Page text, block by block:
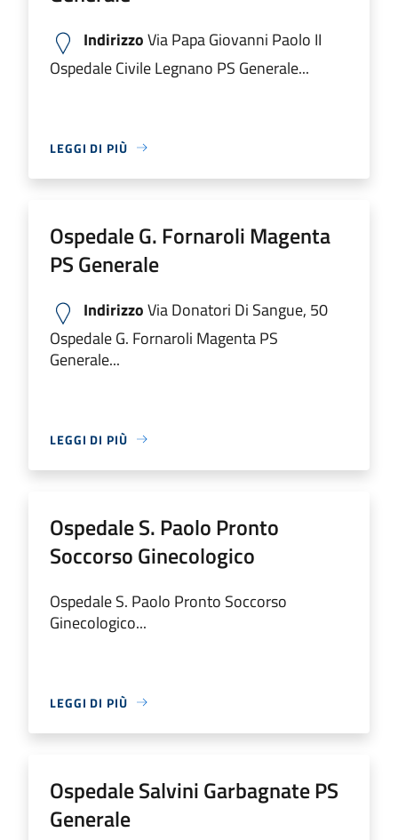
IndirizzoVia Papa Giovanni Paolo II
Ospedale Civile Legnano PS Generale...
LEGGI DI PIÙ
Ospedale G. Fornaroli Magenta
PS Generale
IndirizzoVia Donatori Di Sangue, 50
Ospedale G. Fornaroli Magenta PS
Generale...
LEGGI DI PIÙ
Ospedale S. Paolo Pronto
Soccorso Ginecologico
Ospedale S. Paolo Pronto Soccorso
Ginecologico...
LEGGI DI PIÙ
Ospedale Salvini Garbagnate PS
Generale